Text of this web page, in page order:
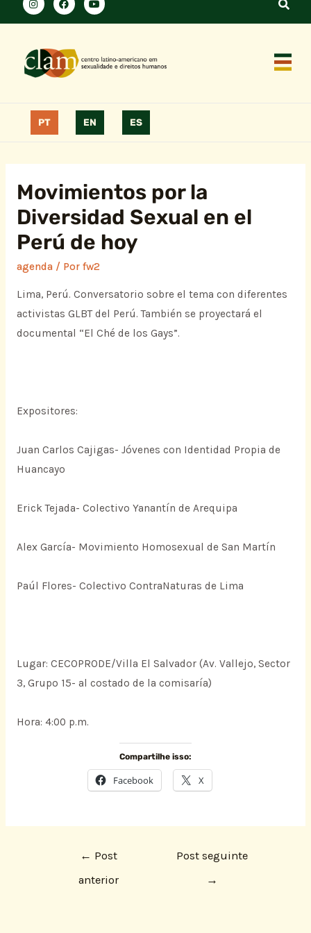
PT EN ES
Movimientos por la
Diversidad Sexual en el
Perú de hoy
agenda/ Por fw2
Lima, Perú. Conversatorio sobre el tema con diferentes
activistas GLBT del Perú. También se proyectará el
documental “El Ché de los Gays”.
Expositores:
Juan Carlos Cajigas- Jóvenes con Identidad Propia de
Huancayo
Erick Tejada- Colectivo Yanantín de Arequipa
Alex García- Movimiento Homosexual de San Martín
Paúl Flores- Colectivo ContraNaturas de Lima
Lugar: CECOPRODE/Villa El Salvador (Av. Vallejo, Sector
3, Grupo 15- al costado de la comisaría)
Hora: 4:00 p.m.
Compartilhe isso:
Facebook X
← Post
anterior
Post seguinte
→